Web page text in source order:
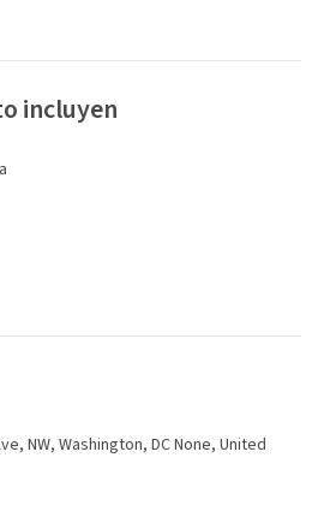
incluyen
NW, Washington, DC None, United